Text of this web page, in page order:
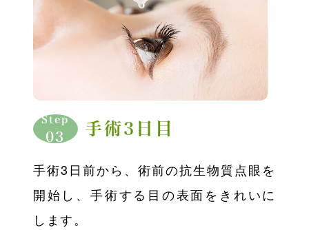
Step
03 手術3日目
手術3日前から、術前の抗生物質点眼を
開始し、手術する目の表面をきれいに
します。